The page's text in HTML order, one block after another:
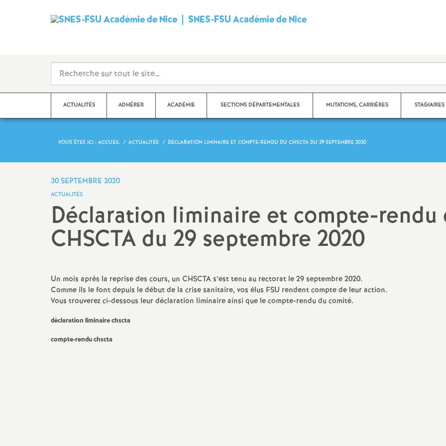
SNES-FSU Académie de NiceS
n
i
t
N
a
t
i
ACTUALITÉS ADHÉRER
Stages syndicaux
Adhérer au SNES-FSU
ACADÉMIE SECTIONS DÉPARTEMENTALES
Maritimes
MUTATIONS, CARRIÈRES
VOUS ÊTES ICI : ACCUEIL ACTUALITÉS DÉCLARATION LIMINAIRE ET COMPTE-RENDU DU CHSCTA DU 29 SEPTEMBRE 2020
30 SEPTEMBRE 2020
ACTUALITÉS
Déclaration liminaire et compte-rendu
CHSCTA du 29 septembre 2020
Un mois après la reprise des cours, un CHSCTA s’est tenu au rectorat le 29 septembre 2020.
Comme ils le font depuis le début de la crise sanitaire, vos élus FSU rendent compte de leur action.
Vous trouverez ci-dessous leur déclaration liminaire ainsi que le compte-rendu du comité.
déclaration liminaire chscta
compte-rendu chscta